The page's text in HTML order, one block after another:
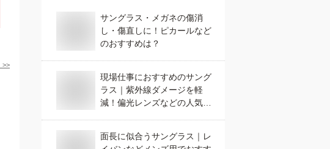
>>
サングラス・メガネの傷消
し・傷直しに！ピカールなど
のおすすめは？
現場仕事におすすめのサング
ラス｜紫外線ダメージを軽
減！偏光レンズなどの人気の
面長に似合うサングラス｜レ